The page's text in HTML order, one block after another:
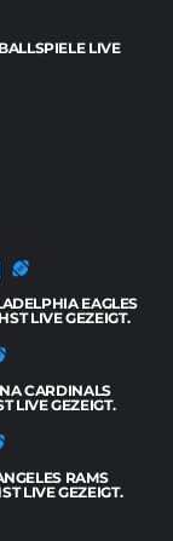
LIVE
EAGLES
LIVE GEZEIGT.
CARDINALS
LIVE GEZEIGT.
RAMS
LIVE GEZEIGT.